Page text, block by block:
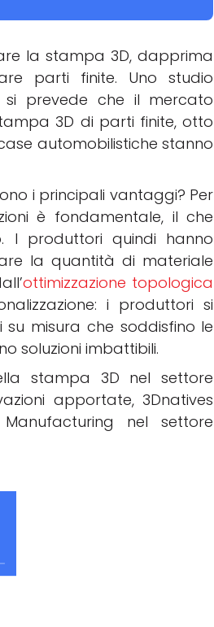
la stampa 3D, dapprima
parti finite. Uno studio
prevede che il mercato
3D di parti finite, otto
automobilistiche stanno
i principali vantaggi? Per
è fondamentale, il che
I produttori quindi hanno
la quantità di materiale
ottimizzazione topologica
i produttori si
misura che soddisfino le
soluzioni imbattibili.
stampa 3D nel settore
apportate, 3Dnatives
Manufacturing nel settore